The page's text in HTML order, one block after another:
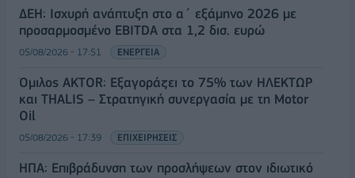
ΔΕΗ: Ισχυρή ανάπτυξη στο α΄ εξάμηνο 2026 με
προσαρμοσμένο EBITDA στα 1,2 δισ. ευρώ
05/08/2026 - 17:51 ΕΝΕΡΓΕΙΑ
Όμιλος AKTOR: Εξαγοράζει το 75% των ΗΛΕΚΤΩΡ
και THALIS – Στρατηγική συνεργασία με τη Motor
Oil
05/08/2026 - 17:39 ΕΠΙΧΕΙΡΗΣΕΙΣ
ΗΠΑ: Επιβράδυνση των προσλήψεων στον ιδιωτικό